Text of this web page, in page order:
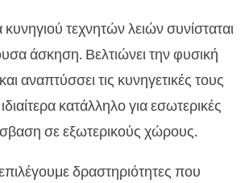
τεχνητών λειών συνίσταται
άσκηση. Βελτιώνει την φυσική
αναπτύσσει τις κυνηγετικές τους
κατάλληλο για εσωτερικές
σε εξωτερικούς χώρους.
δραστηριότητες που